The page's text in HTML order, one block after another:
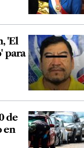
'El
para
de
en